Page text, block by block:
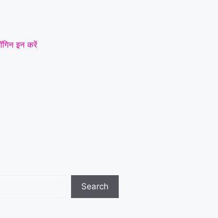
इन करें
Search